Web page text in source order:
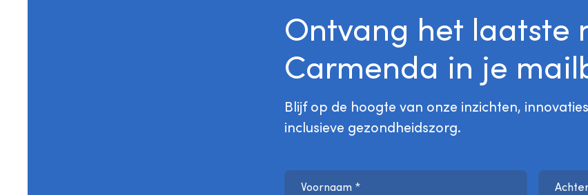
Ontvang het laatste
Carmenda in je
Blijf op de hoogte van onze inzichten,
inclusieve gezondheidszorg.
Voornaam *